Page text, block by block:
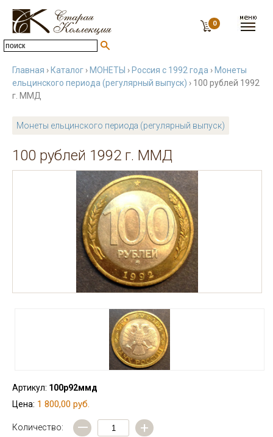
0
Главная › Каталог › МОНЕТЫ › Россия с 1992 года › Монеты
ельцинского периода (регулярный выпуск) › 100 рублей 1992
г. ММД
Монеты ельцинского периода (регулярный выпуск)
100 рублей 1992 г. ММД
Артикул: 100р92ммд
Цена: 1 800,00 руб.
Количество:
— +